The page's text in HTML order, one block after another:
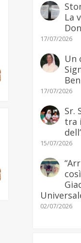
La
17/07/2026
Un
17/07/2026
Sr.
tra
15/07/2026
02/07/2026